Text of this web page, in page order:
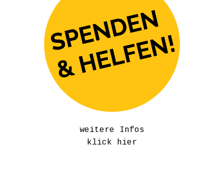
weitere Infos
klick hier